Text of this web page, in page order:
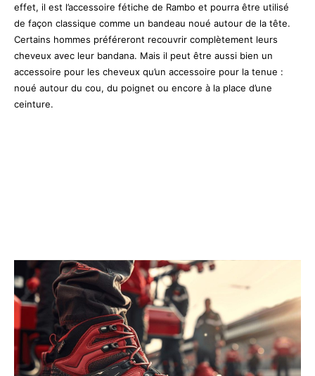
effet, il est l’accessoire fétiche de Rambo et pourra être utilisé
de façon classique comme un bandeau noué autour de la tête.
Certains hommes préféreront recouvrir complètement leurs
cheveux avec leur bandana. Mais il peut être aussi bien un
accessoire pour les cheveux qu’un accessoire pour la tenue :
noué autour du cou, du poignet ou encore à la place d’une
ceinture.